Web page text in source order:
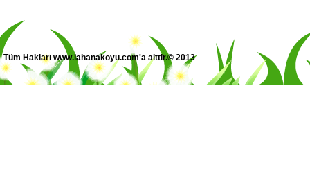
Tüm Hakları www.lahanakoyu.com'a aittir.© 2013